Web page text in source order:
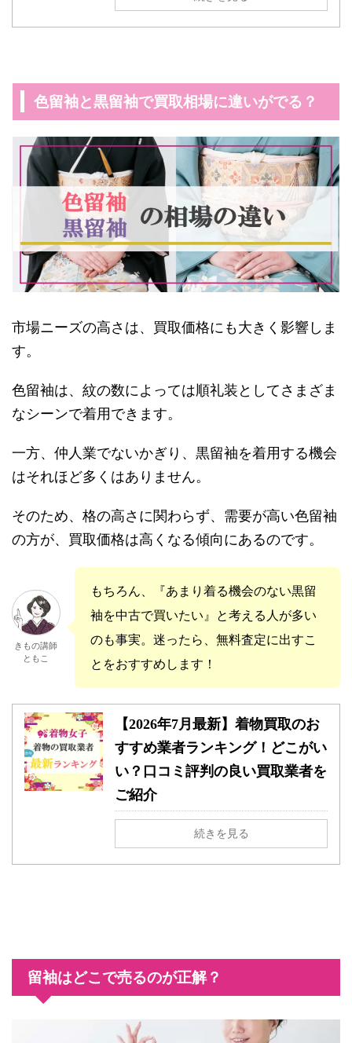
色留袖と黒留袖で買取相場に違いがでる？
市場ニーズの高さは、買取価格にも大きく影響しま
す。
色留袖は、紋の数によっては順礼装としてさまざま
なシーンで着用できます。
一方、仲人業でないかぎり、黒留袖を着用する機会
はそれほど多くはありません。
そのため、格の高さに関わらず、需要が高い色留袖
の方が、買取価格は高くなる傾向にあるのです。
きもの講師
ともこ
もちろん、『あまり着る機会のない黒留
袖を中古で買いたい』と考える人が多い
のも事実。迷ったら、無料査定に出すこ
とをおすすめします！
【2026年7月最新】着物買取のお
すすめ業者ランキング！どこがい
い？口コミ評判の良い買取業者を
ご紹介
続きを見る
留袖はどこで売るのが正解？